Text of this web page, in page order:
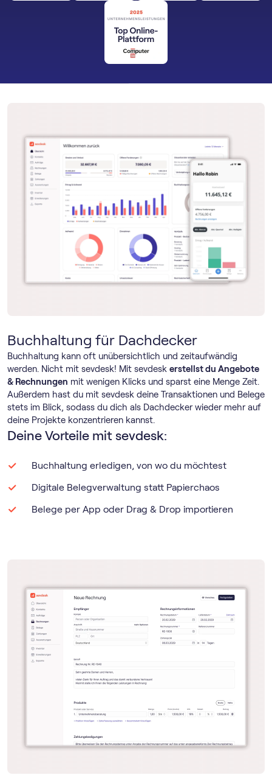
Buchhaltung für Dachdecker
Buchhaltung kann oft unübersichtlich und zeitaufwändig
werden. Nicht mit sevdesk! Mit sevdesk erstellst du Angebote
& Rechnungen mit wenigen Klicks und sparst eine Menge Zeit.
Außerdem hast du mit sevdesk deine Transaktionen und Belege
stets im Blick, sodass du dich als Dachdecker wieder mehr auf
deine Projekte konzentrieren kannst.
Deine Vorteile mit sevdesk:
Buchhaltung erledigen, von wo du möchtest
Digitale Belegverwaltung statt Papierchaos
Belege per App oder Drag & Drop importieren